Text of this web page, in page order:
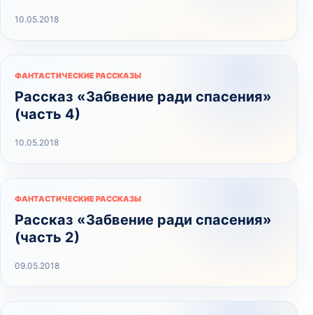
10.05.2018
ФАНТАСТИЧЕСКИЕ РАССКАЗЫ
Рассказ «Забвение ради спасения»
(часть 4)
10.05.2018
ФАНТАСТИЧЕСКИЕ РАССКАЗЫ
Рассказ «Забвение ради спасения»
(часть 2)
09.05.2018